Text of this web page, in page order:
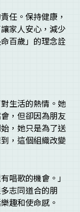
任。保持健康，
家人安心，減少
百歲」的理念詮
生活的熱情。她
，但卻因為朋友
，她只是為了送
，這個組織改變
唱歌的機會。」
志同道合的朋
趣和使命感。